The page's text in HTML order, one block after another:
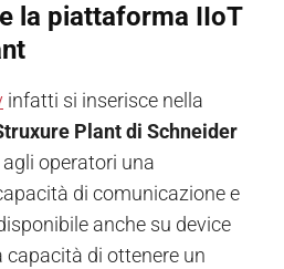
la piattaforma IIoT
infatti si inserisce nella
Plant di Schneider
operatori una
di comunicazione e
anche su device
di ottenere un